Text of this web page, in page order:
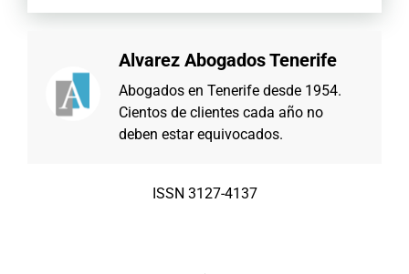
Alvarez Abogados Tenerife
Abogados en Tenerife desde 1954.
Cientos de clientes cada año no
deben estar equivocados.
ISSN 3127-4137